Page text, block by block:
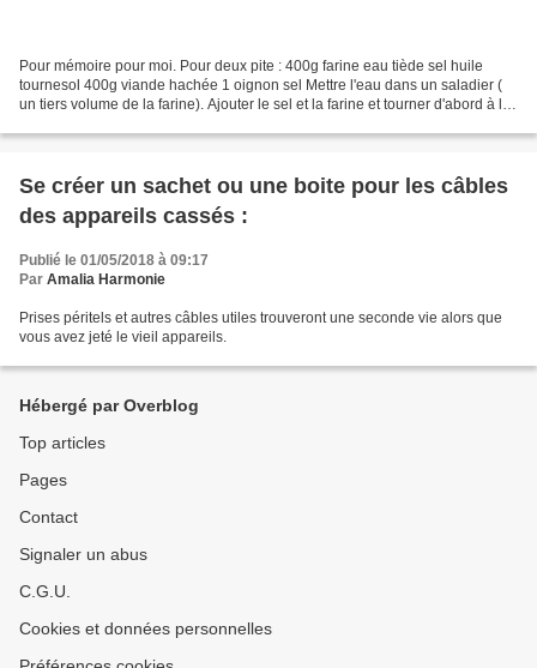
Pour mémoire pour moi. Pour deux pite : 400g farine eau tiède sel huile
tournesol 400g viande hachée 1 oignon sel Mettre l'eau dans un saladier (
un tiers volume de la farine). Ajouter le sel et la farine et tourner d'abord à la
Se créer un sachet ou une boite pour les câbles
des appareils cassés :
Publié le 01/05/2018 à 09:17
Par Amalia Harmonie
Prises péritels et autres câbles utiles trouveront une seconde vie alors que
vous avez jeté le vieil appareils.
Hébergé par Overblog
Top articles
Pages
Contact
Signaler un abus
C.G.U.
Cookies et données personnelles